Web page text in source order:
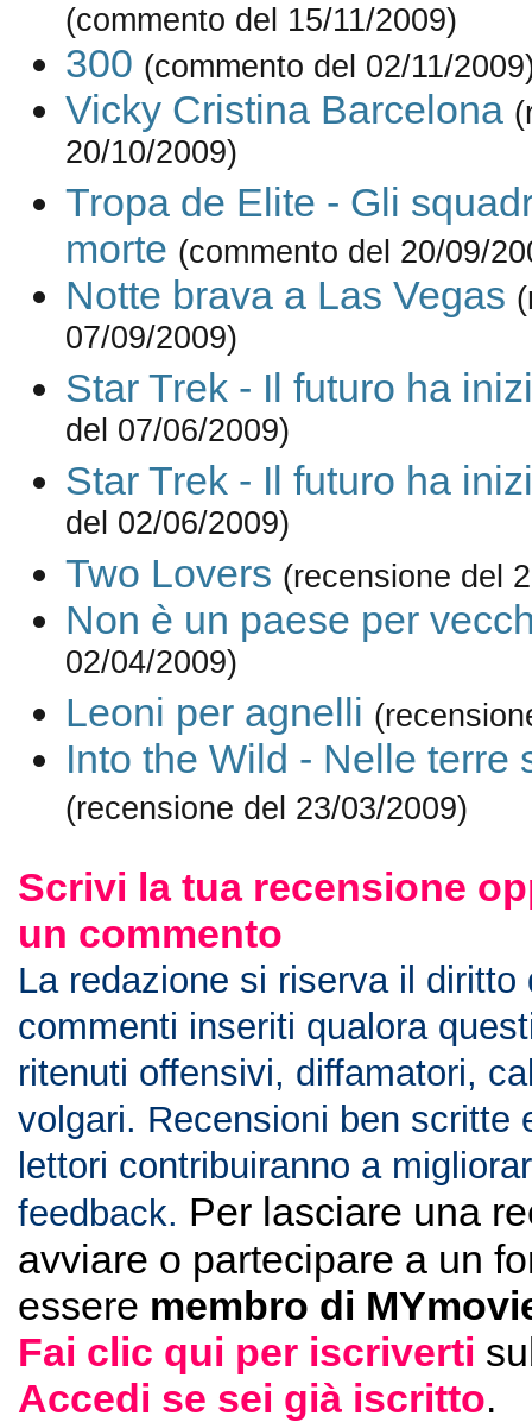
(commento del 15/11/2009)
300 (commento del 02/11/
Vicky Cristina Barcelona
20/10/2009)
Tropa de Elite - Gli
morte (commento del 20/09/
Notte brava a Las Vegas
07/09/2009)
Star Trek - Il futuro ha
del 07/06/2009)
Star Trek - Il futuro ha
del 02/06/2009)
Two Lovers (recensione del
Non è un paese per
02/04/2009)
Leoni per agnelli
Into the Wild - Nelle terre
(recensione del 23/03/2009)
Scrivi la tua recensione
un commento
La redazione si riserva il diritto
commenti inseriti qualora
ritenuti offensivi, diffamatori,
volgari. Recensioni ben scritte
lettori contribuiranno a
feedback. Per lasciare una
avviare o partecipare a un
essere membro di
Fai clic qui per iscriverti
Accedi se sei già iscritto.